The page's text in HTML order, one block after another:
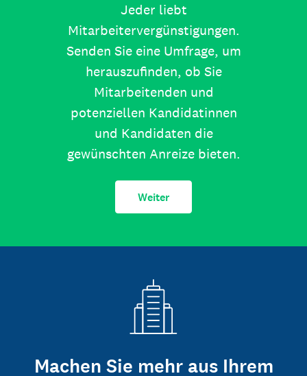
Jeder liebt
Mitarbeitervergünstigungen.
Senden Sie eine Umfrage, um
herauszufinden, ob Sie
Mitarbeitenden und
potenziellen Kandidatinnen
und Kandidaten die
gewünschten Anreize bieten.
Weiter
Machen Sie mehr aus Ihrem